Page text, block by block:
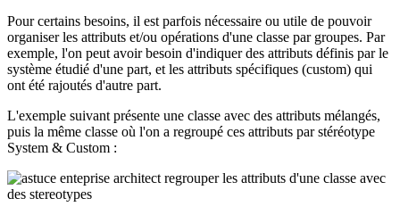
Pour certains besoins, il est parfois nécessaire ou utile de pouvoir
organiser les attributs et/ou opérations d'une classe par groupes. Par
exemple, l'on peut avoir besoin d'indiquer des attributs définis par le
système étudié d'une part, et les attributs spécifiques (custom) qui
ont été rajoutés d'autre part.
L'exemple suivant présente une classe avec des attributs mélangés,
puis la même classe où l'on a regroupé ces attributs par stéréotype
System & Custom :